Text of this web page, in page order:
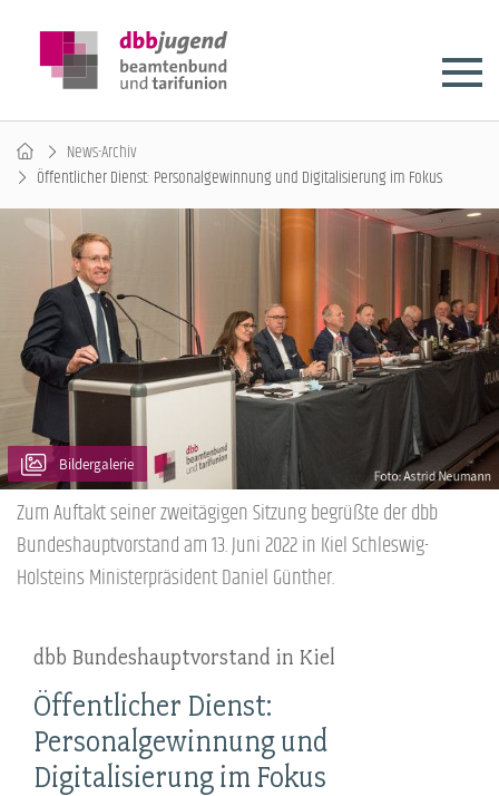
News-Archiv
Öffentlicher Dienst: Personalgewinnung und Digitalisierung im Fokus
Bildergalerie
Zum Auftakt seiner zweitägigen Sitzung begrüßte der dbb
Bundeshauptvorstand am 13. Juni 2022 in Kiel Schleswig-
Holsteins Ministerpräsident Daniel Günther.
dbb Bundeshauptvorstand in Kiel
Öffentlicher Dienst:
Personalgewinnung und
Digitalisierung im Fokus